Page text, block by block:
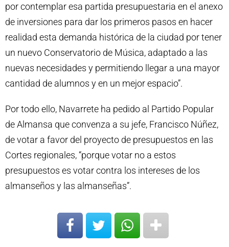
por contemplar esa partida presupuestaria en el anexo
de inversiones para dar los primeros pasos en hacer
realidad esta demanda histórica de la ciudad por tener
un nuevo Conservatorio de Música, adaptado a las
nuevas necesidades y permitiendo llegar a una mayor
cantidad de alumnos y en un mejor espacio”.
Por todo ello, Navarrete ha pedido al Partido Popular
de Almansa que convenza a su jefe, Francisco Núñez,
de votar a favor del proyecto de presupuestos en las
Cortes regionales, “porque votar no a estos
presupuestos es votar contra los intereses de los
almanseños y las almanseñas”.